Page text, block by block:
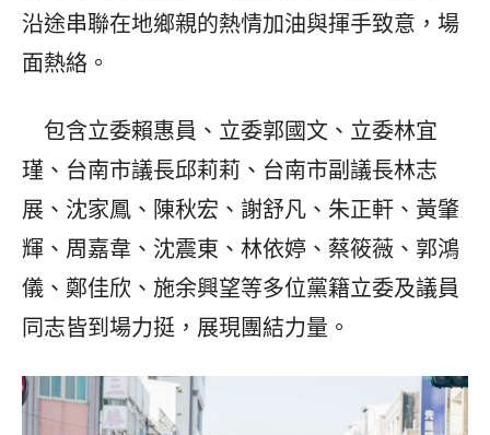
沿途串聯在地鄉親的熱情加油與揮手致意，場
面熱絡。
包含立委賴惠員、立委郭國文、立委林宜
瑾、台南市議長邱莉莉、台南市副議長林志
展、沈家鳳、陳秋宏、謝舒凡、朱正軒、黃肇
輝、周嘉韋、沈震東、林依婷、蔡筱薇、郭鴻
儀、鄭佳欣、施余興望等多位黨籍立委及議員
同志皆到場力挺，展現團結力量。